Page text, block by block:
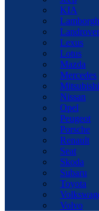
KIA
Landrover
Lexus
Lotus
Mazda
Mercedes
Mitsubishi
Nissan
Opel
Peugeot
Porsche
Renault
Seat
Skoda
Subaru
Toyota
Volvo